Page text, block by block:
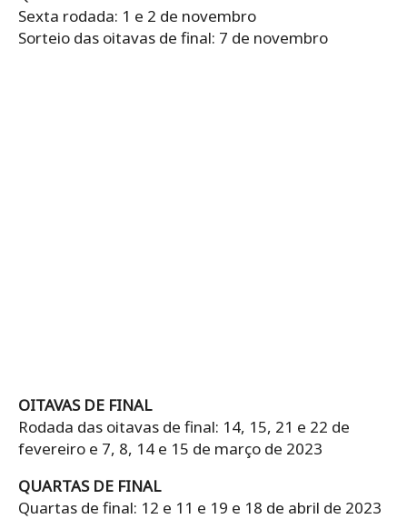
Sexta rodada: 1 e 2 de novembro
Sorteio das oitavas de final: 7 de novembro
OITAVAS DE FINAL
Rodada das oitavas de final: 14, 15, 21 e 22 de
fevereiro e 7, 8, 14 e 15 de março de 2023
QUARTAS DE FINAL
Quartas de final: 12 e 11 e 19 e 18 de abril de 2023